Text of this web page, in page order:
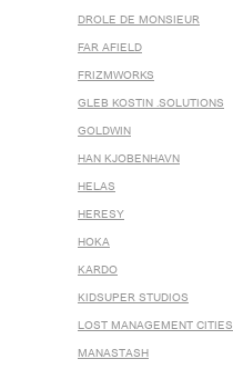
DROLE DE MONSIEUR
FAR AFIELD
FRIZMWORKS
GLEB KOSTIN .SOLUTIONS
GOLDWIN
HAN KJOBENHAVN
HELAS
HERESY
HOKA
KARDO
KIDSUPER STUDIOS
LOST MANAGEMENT CITIES
MANASTASH